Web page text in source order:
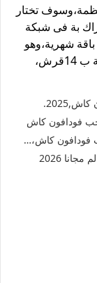
تختار
بة فى شبكة
شهرية،وهو
2026